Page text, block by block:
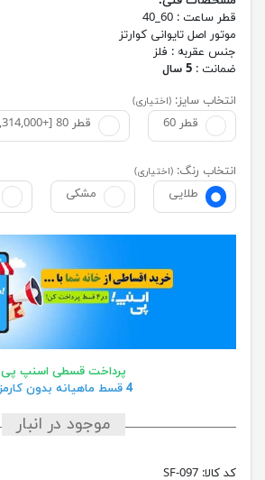
قطر ساعت : 60_40
موتور اصل تایوانی کوارتز
جنس عقربه : فلز
ضمانت : 5 سال
انتخاب سایز: (اختیاری)
قطر 60 قطر 80 [+1,314,000 تومان]
انتخاب رنگ: (اختیاری)
طلایی مشکی
پرداخت قسطی اسنپ پی
4 قسط ماهیانه بدون کارمزد
موجود در انبار
کد کالا: SF-097